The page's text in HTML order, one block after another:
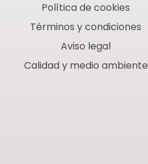
Política de cookies
Términos y condiciones
Aviso legal
Calidad y medio ambiente